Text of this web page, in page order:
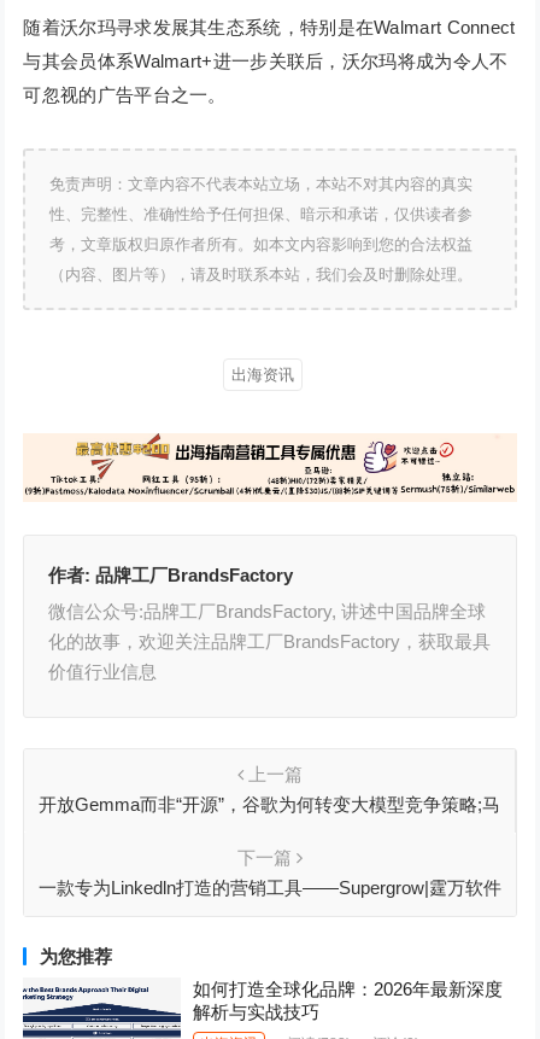
随着沃尔玛寻求发展其生态系统，特别是在Walmart Connect
与其会员体系Walmart+进一步关联后，沃尔玛将成为令人不
可忽视的广告平台之一。
免责声明：文章内容不代表本站立场，本站不对其内容的真实
性、完整性、准确性给予任何担保、暗示和承诺，仅供读者参
考，文章版权归原作者所有。如本文内容影响到您的合法权益
（内容、图片等），请及时联系本站，我们会及时删除处理。
出海资讯
作者:品牌工厂BrandsFactory
微信公众号:品牌工厂BrandsFactory, 讲述中国品牌全球
化的故事，欢迎关注品牌工厂BrandsFactory，获取最具
价值行业信息
上一篇
开放Gemma而非“开源”，谷歌为何转变大模型竞争策略;马
下一篇
一款专为Linkedln打造的营销工具——Supergrow|霆万软件
为您推荐
如何打造全球化品牌：2026年最新深度
解析与实战技巧